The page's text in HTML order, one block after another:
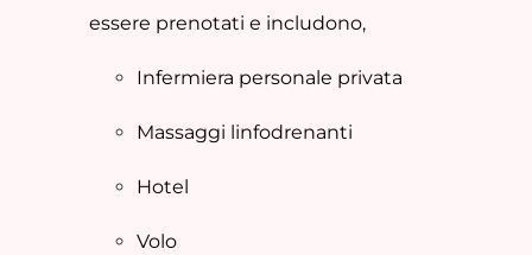
essere prenotati e includono,
Infermiera personale privata
Massaggi linfodrenanti
Hotel
Volo